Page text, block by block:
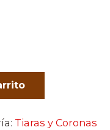
Tiaras y Coronas